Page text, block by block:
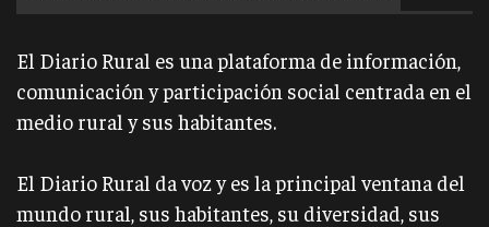
El Diario Rural es una plataforma de información,
comunicación y participación social centrada en el
medio rural y sus habitantes.
El Diario Rural da voz y es la principal ventana del
mundo rural, sus habitantes, su diversidad, sus